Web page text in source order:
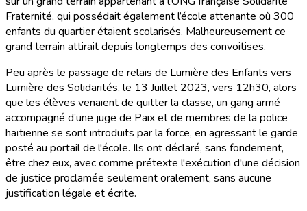
Fraternité, qui possédait également l’école attenante où 300
enfants du quartier étaient scolarisés. Malheureusement ce
grand terrain attirait depuis longtemps des convoitises.
Peu après le passage de relais de Lumière des Enfants vers
Lumière des Solidarités, le 13 Juillet 2023, vers 12h30, alors
que les élèves venaient de quitter la classe, un gang armé
accompagné d’une juge de Paix et de membres de la police
haïtienne se sont introduits par la force, en agressant le garde
posté au portail de l'école. Ils ont déclaré, sans fondement,
être chez eux, avec comme prétexte l'exécution d'une décision
de justice proclamée seulement oralement, sans aucune
justification légale et écrite.